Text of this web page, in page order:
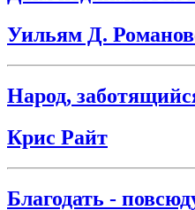
Уильям Д.
Народ,
Крис Райт
Благодать -